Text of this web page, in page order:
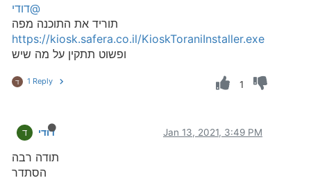
@דודי
תוריד את התוכנה מפה
https://kiosk.safera.co.il/KioskToraniInstaller.exe
ופשוט תתקין על מה שיש
ד 1 Reply 1
ד דודי Jan 13, 2021, 3:49 PM
תודה רבה
הסתדר